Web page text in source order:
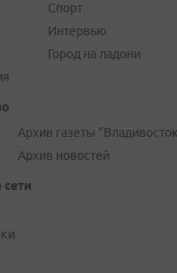
Спорт
Интервью
Город на ладони
Архив газеты
Архив новостей